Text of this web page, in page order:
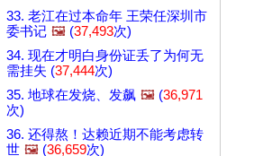
33. 老江在过本命年 王荣任深圳市
委书记 🖼️ (37,493次)
34. 现在才明白身份证丢了为何无
需挂失 (37,444次)
35. 地球在发烧、发飙 🖼️ (36,971
次)
36. 还得熬！达赖近期不能考虑转
世 🖼️ (36,659次)